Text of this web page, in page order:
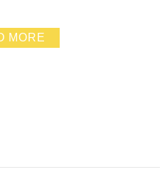
三道營養料理 之前就有研究
它是一台很厲害很厲害可以
MORE